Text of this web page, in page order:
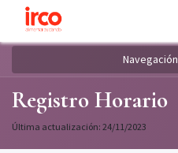
Navegación
Registro Horario
Última actualización: 24/11/2023